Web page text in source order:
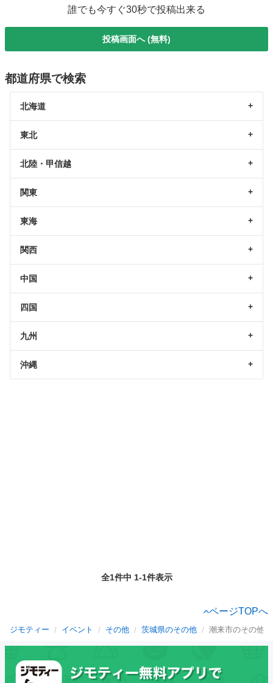
誰でも今すぐ30秒で投稿出来る
投稿画面へ (無料)
都道府県で検索
北海道
東北
北陸・甲信越
関東
東海
関西
中国
四国
九州
沖縄
全1件中 1-1件表示
ページTOPへ
ジモティー イベント その他 茨城県のその他 潮来市のその他